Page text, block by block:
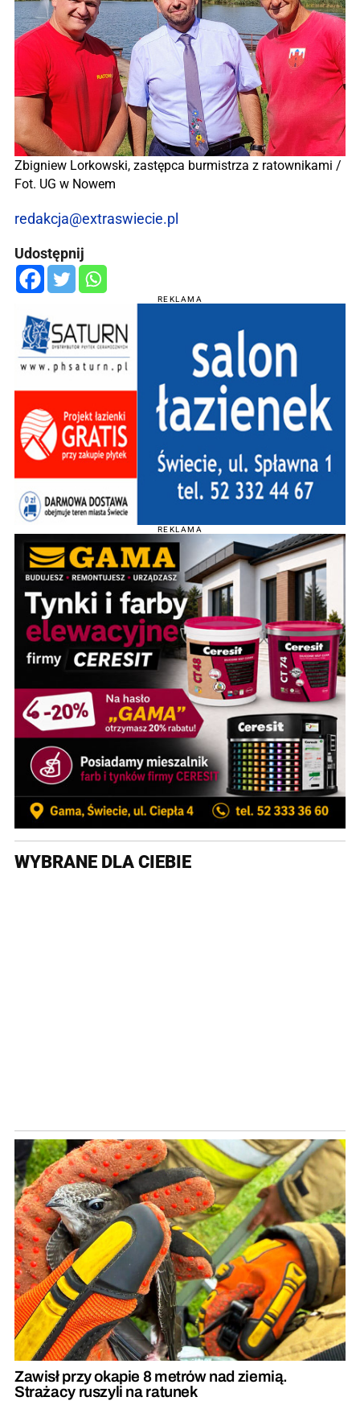
Zbigniew Lorkowski, zastępca burmistrza z ratownikami /
Fot. UG w Nowem
redakcja@extraswiecie.pl
Udostępnij
REKLAMA
REKLAMA
WYBRANE DLA CIEBIE
Zawisł przy okapie 8 metrów nad ziemią.
Strażacy ruszyli na ratunek